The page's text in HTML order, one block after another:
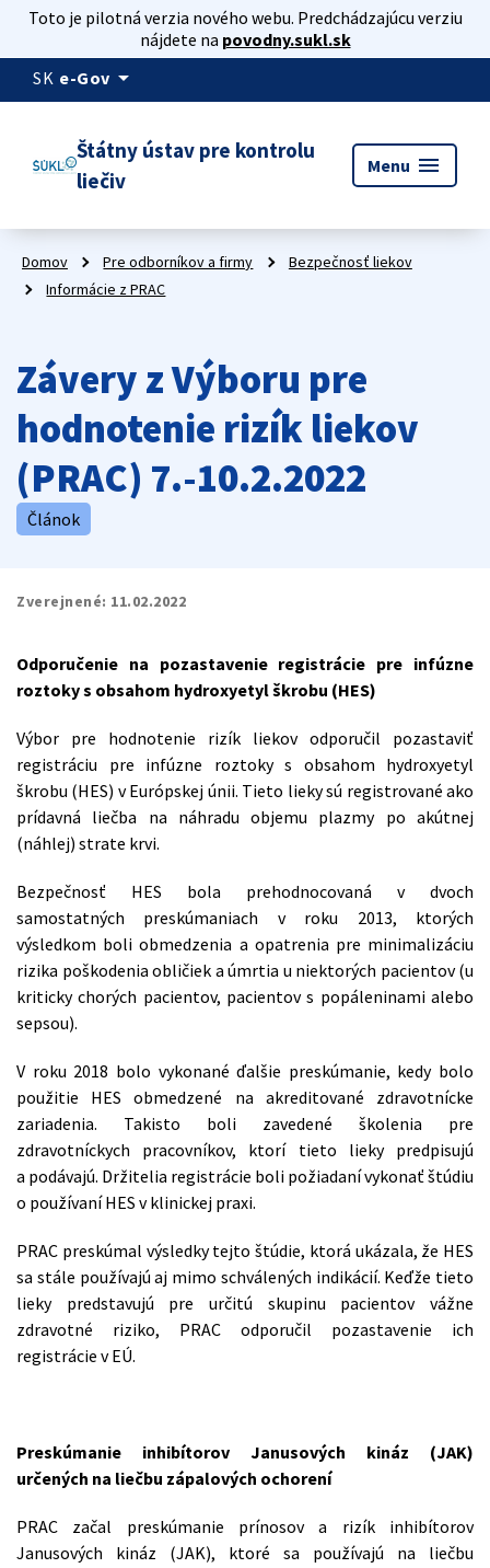
Toto je pilotná verzia nového webu. Predchádzajúcu verziu
nájdete na povodny.sukl.sk
SK e-Gov arrow_drop_down
Štátny ústav pre kontrolu
liečiv
Menu menu
Domov Pre odborníkov a firmy
Bezpečnosť liekov
Informácie z PRAC
Závery z Výboru pre
hodnotenie rizík liekov
(PRAC) 7.-10.2.2022
Článok
Zverejnené: 11.02.2022
Odporučenie na pozastavenie registrácie pre infúzne
roztoky s obsahom hydroxyetyl škrobu (HES)
Výbor pre hodnotenie rizík liekov odporučil pozastaviť
registráciu pre infúzne roztoky s obsahom hydroxyetyl
škrobu (HES) v Európskej únii. Tieto lieky sú registrované ako
prídavná liečba na náhradu objemu plazmy po akútnej
(náhlej) strate krvi.
Bezpečnosť HES bola prehodnocovaná v dvoch
samostatných preskúmaniach v roku 2013, ktorých
výsledkom boli obmedzenia a opatrenia pre minimalizáciu
rizika poškodenia obličiek a úmrtia u niektorých pacientov (u
kriticky chorých pacientov, pacientov s popáleninami alebo
sepsou).
V roku 2018 bolo vykonané ďalšie preskúmanie, kedy bolo
použitie HES obmedzené na akreditované zdravotnícke
zariadenia. Takisto boli zavedené školenia pre
zdravotníckych pracovníkov, ktorí tieto lieky predpisujú
a podávajú. Držitelia registrácie boli požiadaní vykonať štúdiu
o používaní HES v klinickej praxi.
PRAC preskúmal výsledky tejto štúdie, ktorá ukázala, že HES
sa stále používajú aj mimo schválených indikácií. Keďže tieto
lieky predstavujú pre určitú skupinu pacientov vážne
zdravotné riziko, PRAC odporučil pozastavenie ich
registrácie v EÚ.
Preskúmanie inhibítorov Janusových kináz (JAK)
určených na liečbu zápalových ochorení
PRAC začal preskúmanie prínosov a rizík inhibítorov
Janusových kináz (JAK), ktoré sa používajú na liečbu